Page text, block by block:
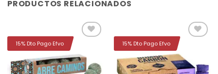
PRODUCTOS RELACIONADOS
lista de
deseos
15% Dto Pago Efvo
deseos
15% Dto Pago Efvo